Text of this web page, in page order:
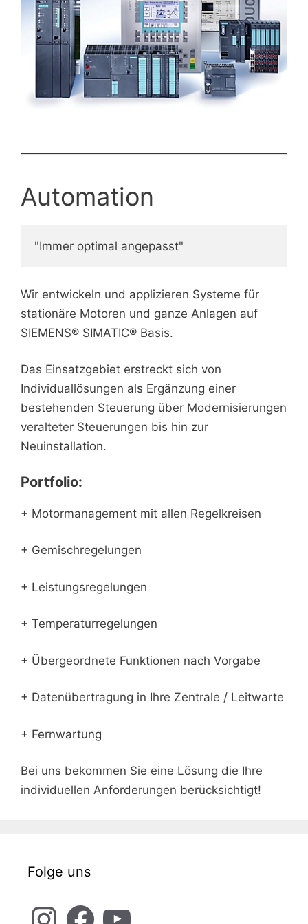
Automation
"Immer optimal angepasst"
Wir entwickeln und applizieren Systeme für
stationäre Motoren und ganze Anlagen auf
SIEMENS® SIMATIC® Basis.
Das Einsatzgebiet erstreckt sich von
Individuallösungen als Ergänzung einer
bestehenden Steuerung über Modernisierungen
veralteter Steuerungen bis hin zur
Neuinstallation.
Portfolio:
+ Motormanagement mit allen Regelkreisen
+ Gemischregelungen
+ Leistungsregelungen
+ Temperaturregelungen
+ Übergeordnete Funktionen nach Vorgabe
+ Datenübertragung in Ihre Zentrale / Leitwarte
+ Fernwartung
Bei uns bekommen Sie eine Lösung die Ihre
individuellen Anforderungen berücksichtigt!
Folge uns
InstagramFacebookYouTube